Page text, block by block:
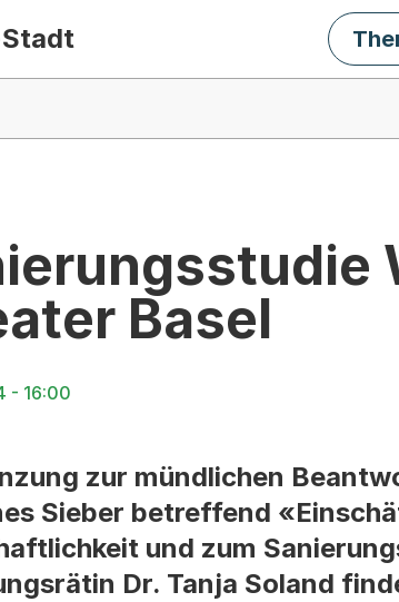
Basel
- 16:00
zur mündlichen
Sieber betreffend
und zum
Dr. Tanja Soland